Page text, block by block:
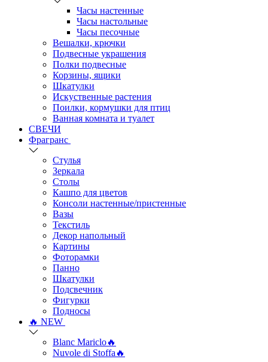
Часы настенные
Часы настольные
Часы песочные
Вешалки, крючки
Подвесные украшения
Полки подвесные
Корзины, ящики
Шкатулки
Искуственные растения
Поилки, кормушки для птиц
Ванная комната и туалет
СВЕЧИ
Фрагранс
Стулья
Зеркала
Столы
Кашпо для цветов
Консоли настенные/пристенные
Вазы
Текстиль
Декор напольный
Картины
Фоторамки
Панно
Шкатулки
Подсвечник
Фигурки
Подносы
🔥 NEW
Blanc Mariclo🔥
Nuvole di Stoffa🔥